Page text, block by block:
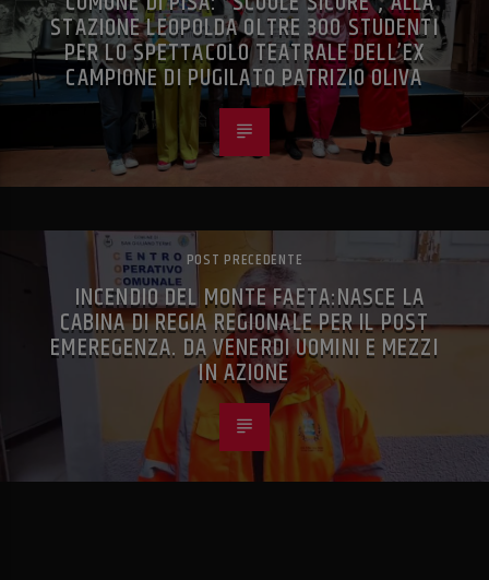
STAZIONE LEOPOLDA OLTRE 300 STUDENTI
PER LO SPETTACOLO TEATRALE DELL’EX
CAMPIONE DI PUGILATO PATRIZIO OLIVA
POST PRECEDENTE
INCENDIO DEL MONTE FAETA:NASCE LA
CABINA DI REGIA REGIONALE PER IL POST
EMEREGENZA. DA VENERDI UOMINI E MEZZI
IN AZIONE